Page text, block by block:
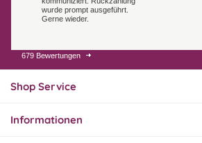
wurde prompt ausgeführt.
Gerne wieder.
07.08.26
Endlich das richtige
679 Bewertungen
Shop Service
Informationen